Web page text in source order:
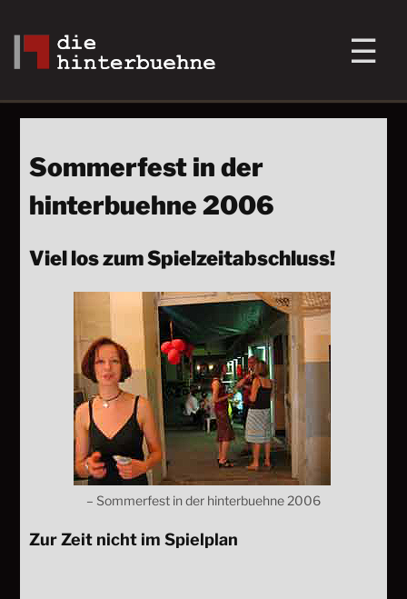
Sommerfest in der
hinterbuehne 2006
Viel los zum Spielzeitabschluss!
– Sommerfest in der hinterbuehne 2006
Zur Zeit nicht im Spielplan